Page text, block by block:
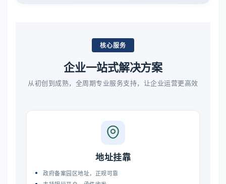
核心服务
企业一站式解决方案
从初创到成熟，全周期专业服务支持，让企业运营更高效
地址挂靠
政府备案园区地址，正规可靠